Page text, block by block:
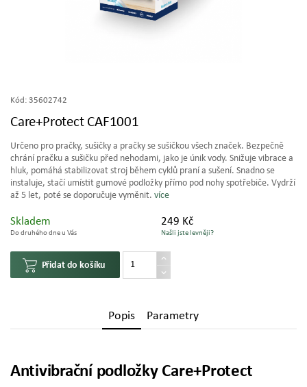
Kód: 35602742
Care+Protect CAF1001
Určeno pro pračky, sušičky a pračky se sušičkou všech značek. Bezpečně
chrání pračku a sušičku před nehodami, jako je únik vody. Snižuje vibrace a
hluk, pomáhá stabilizovat stroj během cyklů praní a sušení. Snadno se
instaluje, stačí umístit gumové podložky přímo pod nohy spotřebiče. Vydrží
až 5 let, poté se doporučuje vyměnit. více
Skladem
Do druhého dne u Vás
249 Kč
Našli jste levněji?
Přidat do košíku
Popis Parametry
Antivibrační podložky Care+Protect